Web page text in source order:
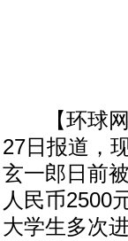
【环球网
27日报道，
玄一郎日前
人民币2500
大学生多次